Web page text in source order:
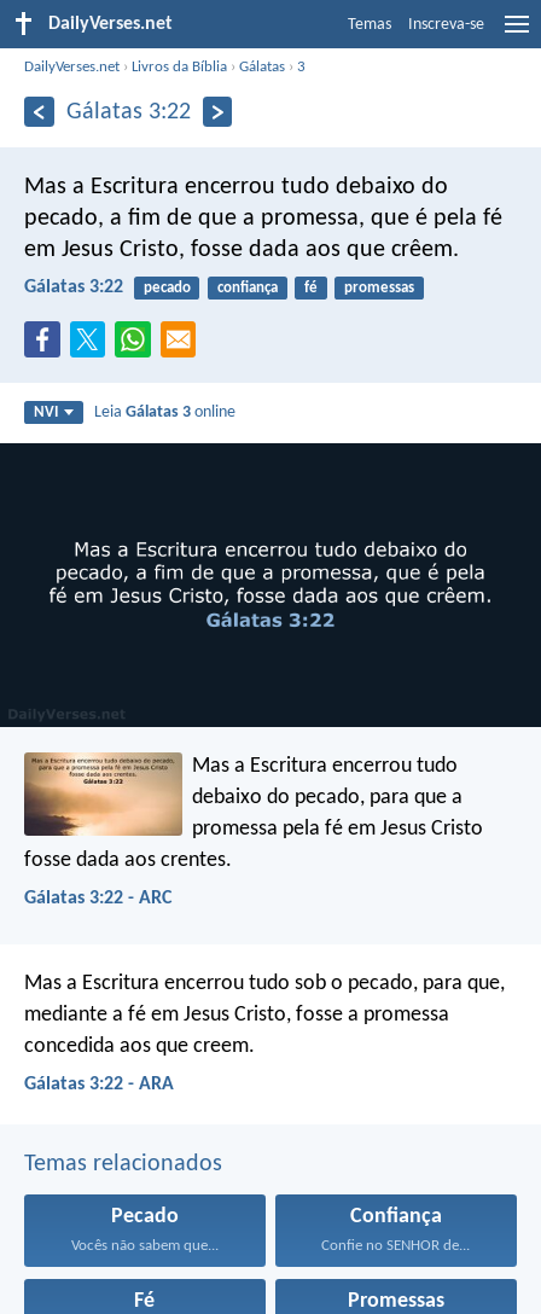
DailyVerses.net Temas Inscreva-se
DailyVerses.net ›Livros da Bíblia ›Gálatas ›3
Gálatas 3:22
Mas a Escritura encerrou tudo debaixo do
pecado, a fim de que a promessa, que é pela fé
em Jesus Cristo, fosse dada aos que crêem.
Gálatas 3:22 pecado confiança fé promessas
NVI LeiaGálatas 3 online
Mas a Escritura encerrou tudo
debaixo do pecado, para que a
promessa pela fé em Jesus Cristo
fosse dada aos crentes.
Gálatas 3:22 - ARC
Mas a Escritura encerrou tudo sob o pecado, para que,
mediante a fé em Jesus Cristo, fosse a promessa
concedida aos que creem.
Gálatas 3:22 - ARA
Temas relacionados
Pecado
Vocês não sabem que...
Confiança
Confie no SENHOR de...
Fé Promessas